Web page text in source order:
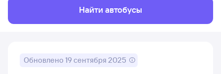
Найти автобусы
Обновлено 19 сентября 2025